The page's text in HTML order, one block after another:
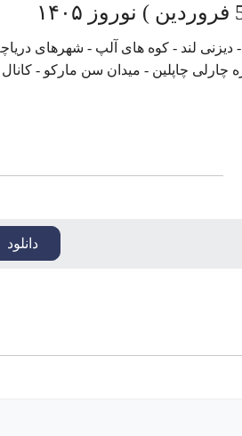
دیزنی لند - کوه های آلپ - شهرهای
چاپلین - میدان سن مارکو -
دانلود